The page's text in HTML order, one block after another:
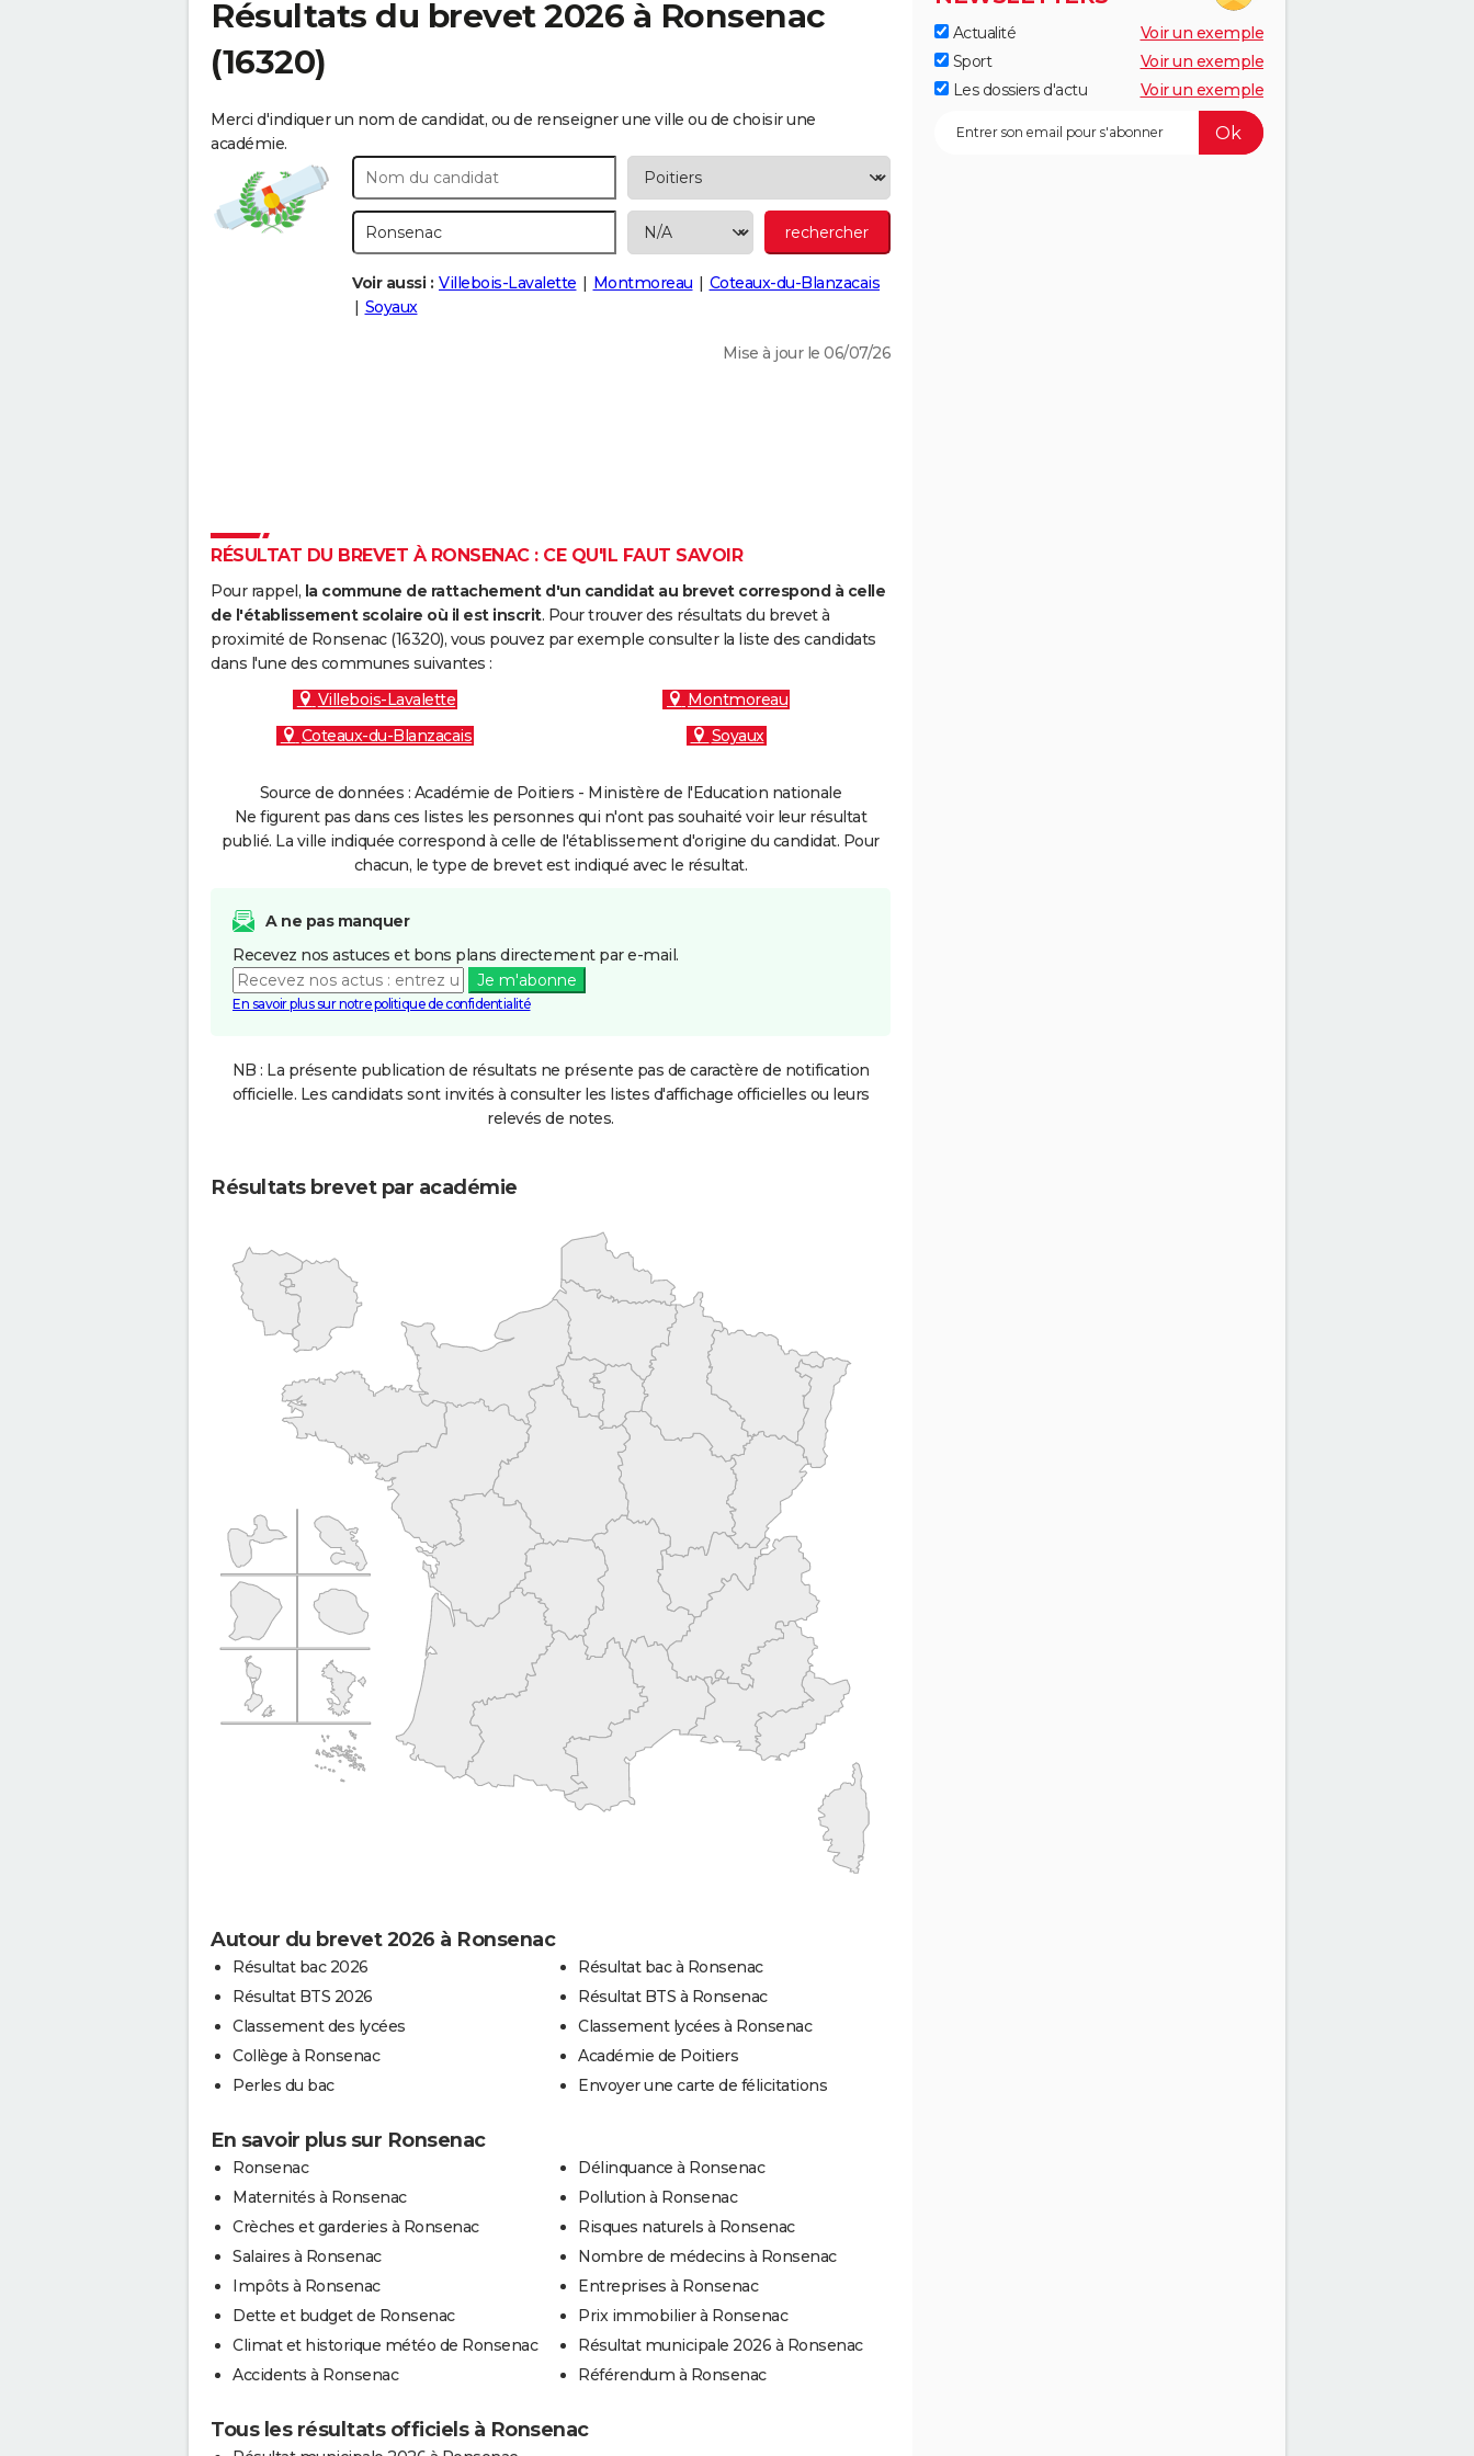
Résultats du brevet 2026 à Ronsenac
(16320)
Merci d'indiquer un nom de candidat, ou de renseigner une ville ou de choisir une
académie.
Voir aussi : Villebois-Lavalette Montmoreau
Coteaux-du-Blanzacais
Soyaux
Mise à jour le 06/07/26
RÉSULTAT DU BREVET À RONSENAC : CE QU'IL FAUT SAVOIR
Pour rappel, la commune de rattachement d'un candidat au brevet correspond à celle
de l'établissement scolaire où il est inscrit. Pour trouver des résultats du brevet à
proximité de Ronsenac (16320), vous pouvez par exemple consulter la liste des candidats
dans l'une des communes suivantes :
Villebois-Lavalette
Montmoreau
Coteaux-du-Blanzacais
Soyaux
Source de données : Académie de Poitiers - Ministère de l'Education nationale
Ne figurent pas dans ces listes les personnes qui n'ont pas souhaité voir leur résultat
publié. La ville indiquée correspond à celle de l'établissement d'origine du candidat. Pour
chacun, le type de brevet est indiqué avec le résultat.
A ne pas manquer
Recevez nos astuces et bons plans directement par e-mail.
Je m'abonne
En savoir plus sur notre politique de confidentialité
NB : La présente publication de résultats ne présente pas de caractère de notification
officielle. Les candidats sont invités à consulter les listes d'affichage officielles ou leurs
relevés de notes.
Résultats brevet par académie
Autour du brevet 2026 à Ronsenac
Résultat bac 2026
Résultat BTS 2026
Classement des lycées
Collège à Ronsenac
Perles du bac
Résultat bac à Ronsenac
Résultat BTS à Ronsenac
Classement lycées à Ronsenac
Académie de Poitiers
Envoyer une carte de félicitations
En savoir plus sur Ronsenac
Ronsenac
Maternités à Ronsenac
Crèches et garderies à Ronsenac
Salaires à Ronsenac
Impôts à Ronsenac
Dette et budget de Ronsenac
Climat et historique météo de Ronsenac
Accidents à Ronsenac
Délinquance à Ronsenac
Pollution à Ronsenac
Risques naturels à Ronsenac
Nombre de médecins à Ronsenac
Entreprises à Ronsenac
Prix immobilier à Ronsenac
Résultat municipale 2026 à Ronsenac
Référendum à Ronsenac
Tous les résultats officiels à Ronsenac
Actualité
Voir un exemple
Sport
Voir un exemple
Les dossiers d'actu
Voir un exemple